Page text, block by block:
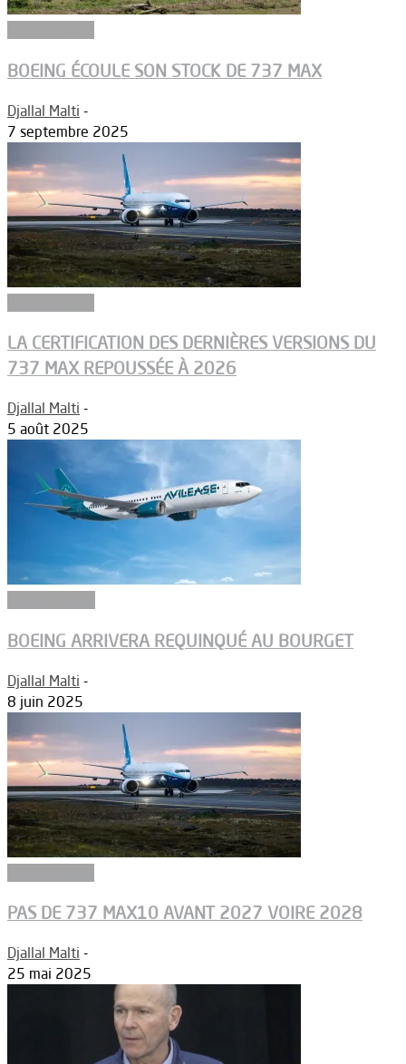
BOEING ÉCOULE SON STOCK DE 737 MAX
Djallal Malti -
7 septembre 2025
LA CERTIFICATION DES DERNIÈRES VERSIONS DU
737 MAX REPOUSSÉE À 2026
Djallal Malti -
5 août 2025
BOEING ARRIVERA REQUINQUÉ AU BOURGET
Djallal Malti -
8 juin 2025
PAS DE 737 MAX10 AVANT 2027 VOIRE 2028
Djallal Malti -
25 mai 2025